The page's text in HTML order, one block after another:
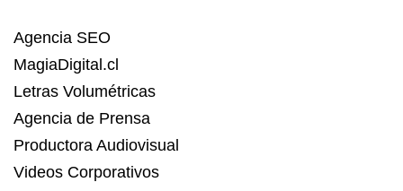
Agencia SEO
MagiaDigital.cl
Letras Volumétricas
Agencia de Prensa
Productora Audiovisual
Videos Corporativos